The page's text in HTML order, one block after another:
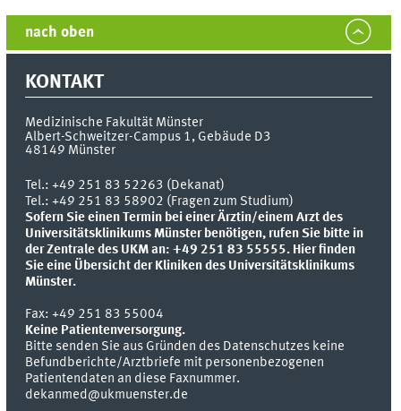
nach oben
KONTAKT
Medizinische Fakultät Münster
Albert-Schweitzer-Campus 1, Gebäude D3
48149 Münster
Tel.:+49 251 83 52263 (Dekanat)
Tel.: +49 251 83 58902 (Fragen zum Studium)
Sofern Sie einen Termin bei einer Ärztin/einem Arzt des
Universitätsklinikums Münster benötigen, rufen Sie bitte in
der Zentrale des UKM an: +49 251 83 55555. Hier finden
Sie eine Übersicht der Kliniken des Universitätsklinikums
Münster.
Fax:+49 251 83 55004
Keine Patientenversorgung.
Bitte senden Sie aus Gründen des Datenschutzes keine
Befundberichte/Arztbriefe mit personenbezogenen
Patientendaten an diese Faxnummer.
dekanmed@ukmuenster.de